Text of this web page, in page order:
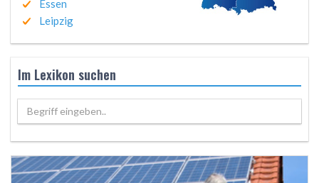
Essen
Leipzig
Im Lexikon suchen
Begriff eingeben..